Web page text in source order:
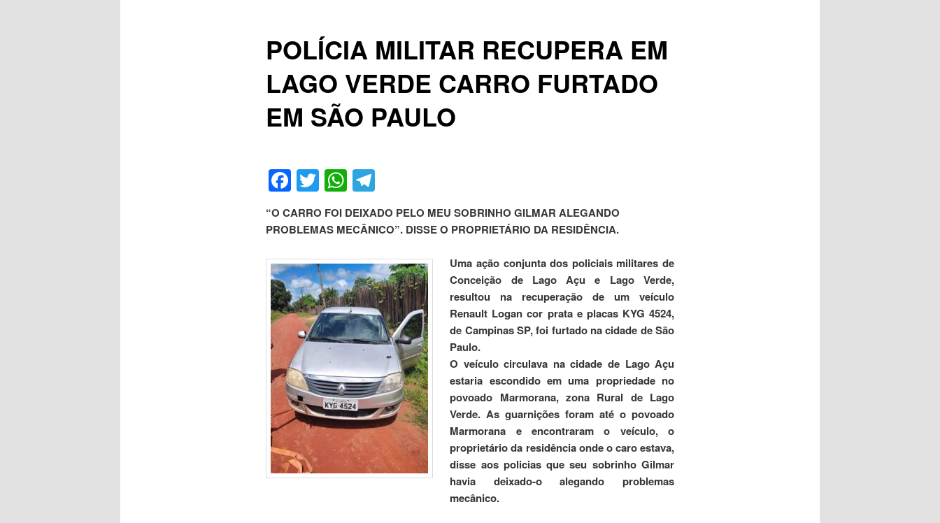
POLÍCIA MILITAR RECUPERA EM
LAGO VERDE CARRO FURTADO
EM SÃO PAULO
Facebook
TwitterWhatsApp
Telegram
“O CARRO FOI DEIXADO PELO MEU SOBRINHO GILMAR ALEGANDO
PROBLEMAS MECÂNICO”. DISSE O PROPRIETÁRIO DA RESIDÊNCIA.
Uma ação conjunta dos policiais militares de
Conceição de Lago Açu e Lago Verde,
resultou na recuperação de um veículo
Renault Logan cor prata e placas KYG 4524,
de Campinas SP, foi furtado na cidade de São
Paulo.
O veículo circulava na cidade de Lago Açu
estaria escondido em uma propriedade no
povoado Marmorana, zona Rural de Lago
Verde.As guarnições foram até o povoado
Marmorana e encontraram o veículo, o
proprietário da residência onde o caro estava,
disse aos policias que seu sobrinho Gilmar
havia deixado-o alegando problemas
mecânico.